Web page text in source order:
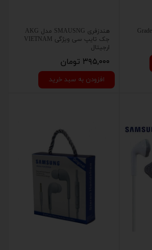
هندزفری SMAUSNG مدل AKG
جک تایپ سی ویژگی VIETNAM
ارجیتال
۳۹۵,۰۰۰ تومان
افزودن به سبد خرید